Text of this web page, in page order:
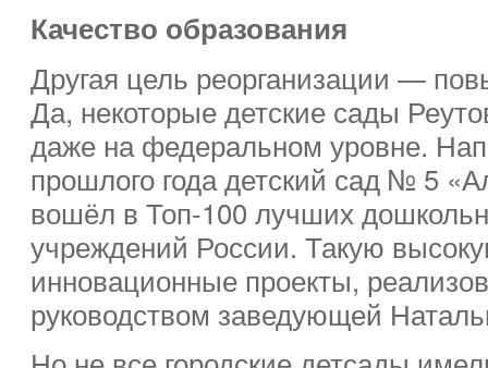
Качество образования
Другая цель реорганизации —
Да, некоторые детские сады
даже на федеральном уровне.
прошлого года детский сад № 5
вошёл в Топ-100 лучших
учреждений России. Такую
инновационные проекты,
руководством заведующей